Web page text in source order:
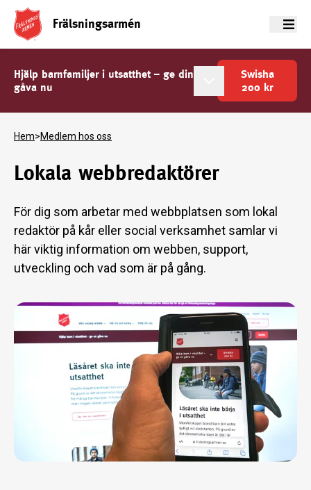
Frälsningsarmén Meny
Hjälp barnfamiljer i utsatthet – ge din
gåva nu
Swisha
200 kr
Hem>Medlem hos oss
Lokala webbredaktörer
För dig som arbetar med webbplatsen som lokal
redaktör på kår eller social verksamhet samlar vi
här viktig information om webben, support,
utveckling och vad som är på gång.